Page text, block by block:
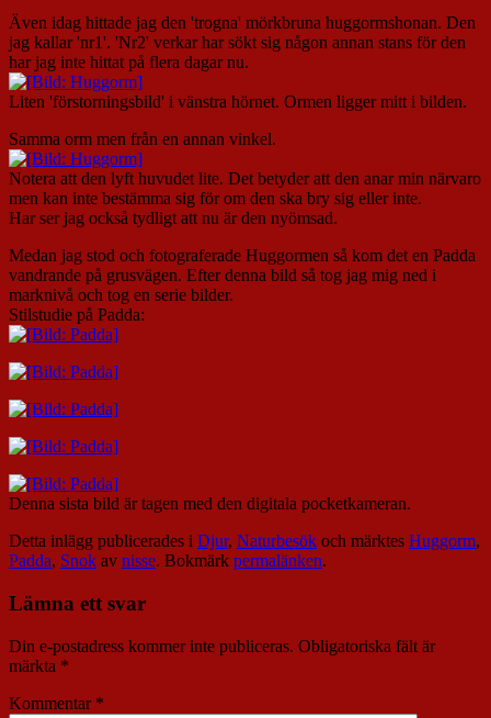
Även idag hittade jag den 'trogna' mörkbruna huggormshonan. Den
jag kallar 'nr1'. 'Nr2' verkar har sökt sig någon annan stans för den
har jag inte hittat på flera dagar nu.
Liten 'förstorningsbild' i vänstra hörnet. Ormen ligger mitt i bilden.
Samma orm men från en annan vinkel.
Notera att den lyft huvudet lite. Det betyder att den anar min närvaro
men kan inte bestämma sig för om den ska bry sig eller inte.
Har ser jag också tydligt att nu är den nyömsad.
Medan jag stod och fotograferade Huggormen så kom det en Padda
vandrande på grusvägen. Efter denna bild så tog jag mig ned i
marknivå och tog en serie bilder.
Stilstudie på Padda:
Denna sista bild är tagen med den digitala pocketkameran.
Detta inlägg publicerades i Djur, Naturbesök och märktes Huggorm,
Padda, Snok av nisse. Bokmärk permalänken.
Lämna ett svar
Din e-postadress kommer inte publiceras. Obligatoriska fält är
märkta *
Kommentar *